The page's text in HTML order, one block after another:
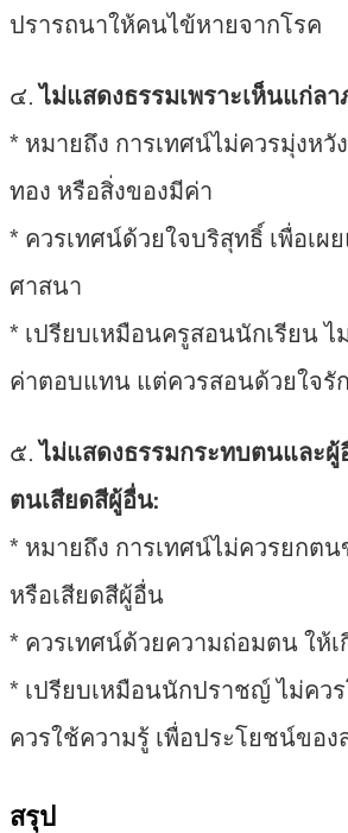
ปรารถนาให้คนไข้หายจากโรค
๔.ไม่แสดงธรรมเพราะเห็นแก่ลา
* หมายถึง การเทศน์ไม่ควรมุ่งหวั
ทอง หรือสิ่งของมีค่า
* ควรเทศน์ด้วยใจบริสุทธิ์ เพื่อเผ
ศาสนา
* เปรียบเหมือนครูสอนนักเรียน ไ
ค่าตอบแทน แต่ควรสอนด้วยใจรัก
๕.ไม่แสดงธรรมกระทบตนและ
ตนเสียดสีผู้อื่น:
* หมายถึง การเทศน์ไม่ควรยกต
หรือเสียดสีผู้อื่น
* ควรเทศน์ด้วยความถ่อมตน ให้
* เปรียบเหมือนนักปราชญ์ ไม่คว
ควรใช้ความรู้ เพื่อประโยชน์ของ
สรุป